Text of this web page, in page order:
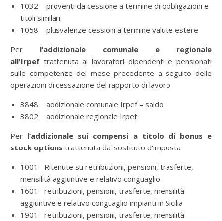
1032 proventi da cessione a termine di obbligazioni e
titoli similari
1058 plusvalenze cessioni a termine valute estere
Per l’addizionale comunale e regionale
all'Irpef trattenuta ai lavoratori dipendenti e pensionati
sulle competenze del mese precedente a seguito delle
operazioni di cessazione del rapporto di lavoro
3848 addizionale comunale Irpef – saldo
3802 addizionale regionale Irpef
Per l’addizionale sui compensi a titolo di bonus e
stock options trattenuta dal sostituto d'imposta
1001 Ritenute su retribuzioni, pensioni, trasferte,
mensilità aggiuntive e relativo conguaglio
1601 retribuzioni, pensioni, trasferte, mensilità
aggiuntive e relativo conguaglio impianti in Sicilia
1901 retribuzioni, pensioni, trasferte, mensilità